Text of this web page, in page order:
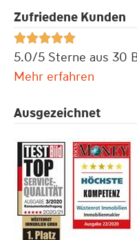
Zufriedene Kunden

5.0/5 Sterne aus 30
Mehr erfahren
Ausgezeichnet